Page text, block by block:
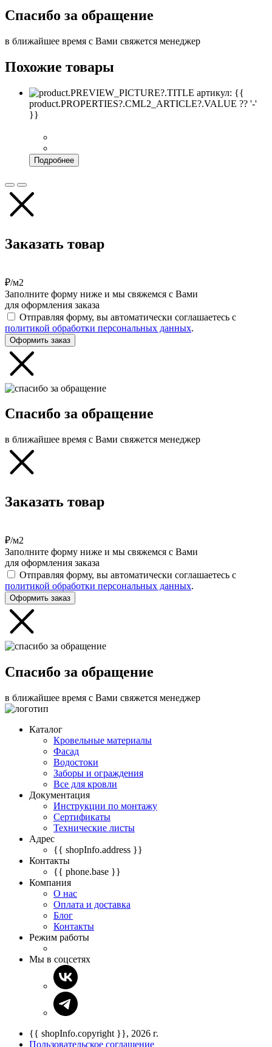
Спасибо за обращение
в ближайшее время с Вами свяжется менеджер
Похожие товары
артикул: {{
product.PROPERTIES?.CML2_ARTICLE?.VALUE ?? '-'
}}
Подробнее
Заказать товар
₽/м2
Заполните форму ниже и мы свяжемся с Вами
для оформления заказа
Отправляя форму, вы автоматически соглашаетесь с
политикой обработки персональных данных.
Оформить заказ
Спасибо за обращение
в ближайшее время с Вами свяжется менеджер
Заказать товар
₽/м2
Заполните форму ниже и мы свяжемся с Вами
для оформления заказа
Отправляя форму, вы автоматически соглашаетесь с
политикой обработки персональных данных.
Оформить заказ
Спасибо за обращение
в ближайшее время с Вами свяжется менеджер
Каталог
Кровельные материалы
Фасад
Водостоки
Заборы и ограждения
Все для кровли
Документация
Инструкции по монтажу
Сертификаты
Технические листы
Адрес
{{ shopInfo.address }}
Контакты
{{ phone.base }}
Компания
О нас
Оплата и доставка
Блог
Контакты
Режим работы
Мы в соцсетях
{{ shopInfo.copyright }}, 2026 г.
Пользовательское соглашение